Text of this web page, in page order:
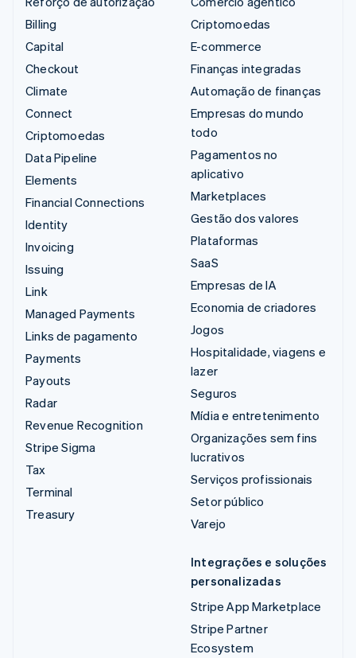
Billing
Capital
Checkout
Climate
Connect
Criptomoedas
Data Pipeline
Elements
Financial Connections
Identity
Invoicing
Issuing
Link
Managed Payments
Links de pagamento
Payments
Payouts
Radar
Revenue Recognition
Stripe Sigma
Tax
Terminal
Treasury
Criptomoedas
E-commerce
Finanças integradas
Automação de finanças
Empresas do mundo
todo
Pagamentos no
aplicativo
Marketplaces
Gestão dos valores
Plataformas
SaaS
Empresas de IA
Economia de criadores
Jogos
Hospitalidade, viagens e
lazer
Seguros
Mídia e entretenimento
Organizações sem fins
lucrativos
Serviços profissionais
Setor público
Varejo
Integrações e soluções
personalizadas
Stripe App Marketplace
Stripe Partner
Ecosystem